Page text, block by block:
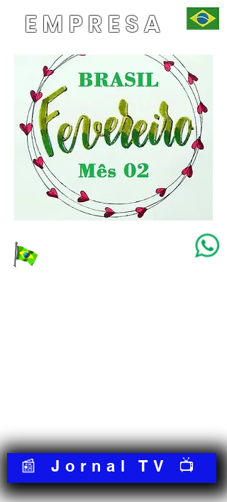
EMPRESA
📰 Jornal TV 📺